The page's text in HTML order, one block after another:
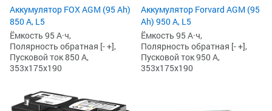
Аккумулятор FOX AGM (95 Ah)
850 А, L5
Ёмкость 95 А·ч,
Полярность обратная [- +],
Пусковой ток 850 А,
353x175x190
Аккумулятор Forvard AGM (95
Ah) 950 А, L5
Ёмкость 95 А·ч,
Полярность обратная [- +],
Пусковой ток 950 А,
353x175x190